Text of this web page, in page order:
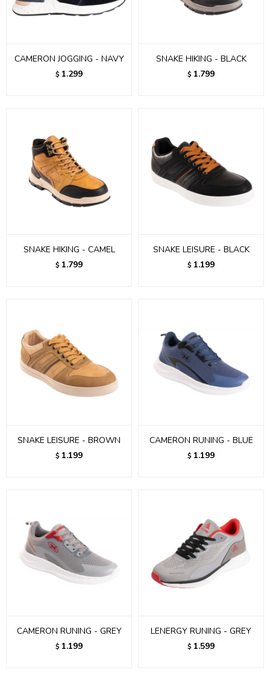
CAMERON JOGGING - NAVY
$ 1.299
SNAKE HIKING - BLACK
$ 1.799
SNAKE HIKING - CAMEL
$ 1.799
SNAKE LEISURE - BLACK
$ 1.199
SNAKE LEISURE - BROWN
$ 1.199
CAMERON RUNING - BLUE
$ 1.199
CAMERON RUNING - GREY
$ 1.199
LENERGY RUNING - GREY
$ 1.599